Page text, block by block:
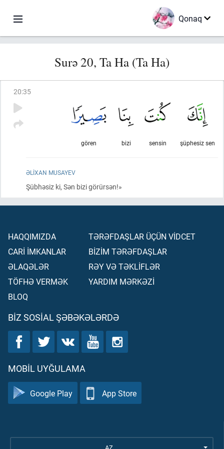
Qonaq
Surə 20, Ta Ha (Ta Ha)
20:35
şüphesiz sen
sensin
bizi
gören
ƏLIXAN MUSAYEV
Şübhəsiz ki, Sən bizi görürsən!»
HAQQIMIZDA
CARİ İMKANLAR
ƏLAQƏLƏR
TÖFHƏ VERMƏK
BLOQ
TƏRƏFDAŞLAR ÜÇÜN VİDCET
BİZİM TƏRƏFDAŞLAR
RƏY VƏ TƏKLİFLƏR
YARDIM MƏRKƏZİ
BIZ SOSIAL ŞƏBƏKƏLƏRDƏ
MOBIL UYĞULAMA
Google Play App Store